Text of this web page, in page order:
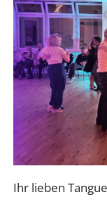
Ihr lieben